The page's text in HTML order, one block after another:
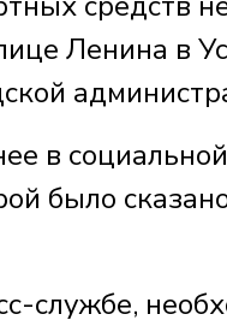
Ленина в
в
было
службе,